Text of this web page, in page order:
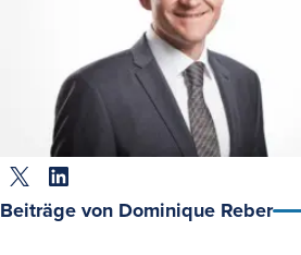
TwitterLinkedIn
Beiträge von Dominique Reber